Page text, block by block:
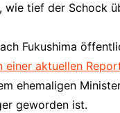
wie tief der Schock
Fukushima
einer aktuellen
ehemaligen
geworden ist.